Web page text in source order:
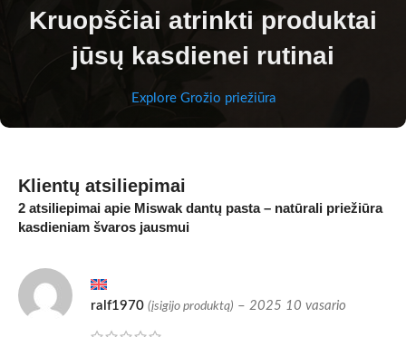
Kruopščiai atrinkti produktai
jūsų kasdienei rutinai
Explore Grožio priežiūra
Klientų atsiliepimai
2 atsiliepimai apie Miswak dantų pasta – natūrali priežiūra
kasdieniam švaros jausmui
ralf1970 (įsigijo produktą) – 2025 10 vasario